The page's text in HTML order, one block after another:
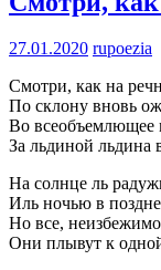
27.01.2020 rupoezia
Смотри, как на
По склону вновь
Во всеобъемлющее
За льдиной льдина
На солнце ль
Иль ночью в
Но все, неизбежимо
Они плывут к